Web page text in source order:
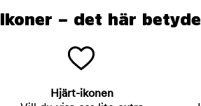
Ikoner – det här
Hjärt-ikonen